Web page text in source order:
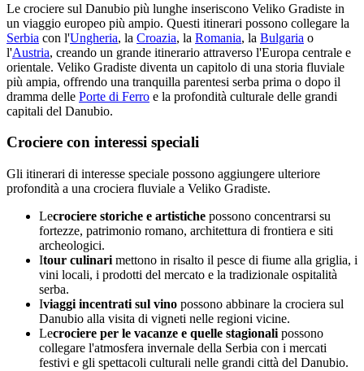
Le crociere sul Danubio più lunghe inseriscono Veliko Gradiste in
un viaggio europeo più ampio. Questi itinerari possono collegare la
Serbia con l'Ungheria, la Croazia, la Romania, la Bulgaria o
l'Austria, creando un grande itinerario attraverso l'Europa centrale e
orientale. Veliko Gradiste diventa un capitolo di una storia fluviale
più ampia, offrendo una tranquilla parentesi serba prima o dopo il
dramma delle Porte di Ferro e la profondità culturale delle grandi
capitali del Danubio.
Crociere con interessi speciali
Gli itinerari di interesse speciale possono aggiungere ulteriore
profondità a una crociera fluviale a Veliko Gradiste.
Lecrociere storiche e artistiche possono concentrarsi su
fortezze, patrimonio romano, architettura di frontiera e siti
archeologici.
Itour culinari mettono in risalto il pesce di fiume alla griglia, i
vini locali, i prodotti del mercato e la tradizionale ospitalità
serba.
Iviaggi incentrati sul vino possono abbinare la crociera sul
Danubio alla visita di vigneti nelle regioni vicine.
Lecrociere per le vacanze e quelle stagionali possono
collegare l'atmosfera invernale della Serbia con i mercati
festivi e gli spettacoli culturali nelle grandi città del Danubio.